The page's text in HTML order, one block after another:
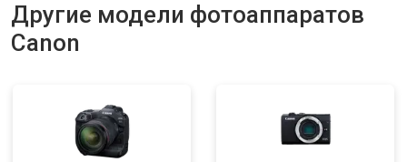
Другие модели фотоаппаратов
Canon